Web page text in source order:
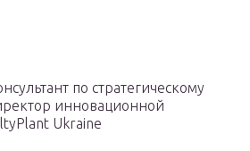
по стратегическому
инновационной
Ukraine